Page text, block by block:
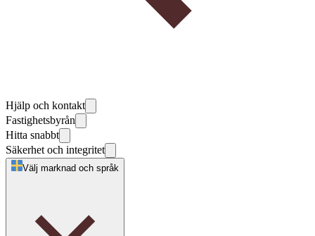
Hjälp och kontakt
Fastighetsbyrån
Hitta snabbt
Säkerhet och integritet
Välj marknad och språk